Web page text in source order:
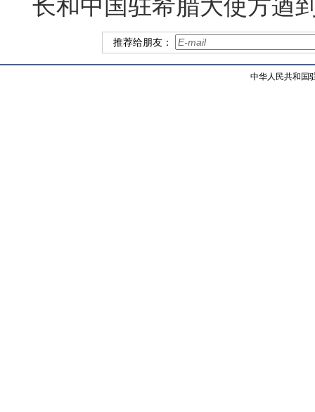
长和中国驻希腊大使方遒
推荐给朋友：
中华人民共和国